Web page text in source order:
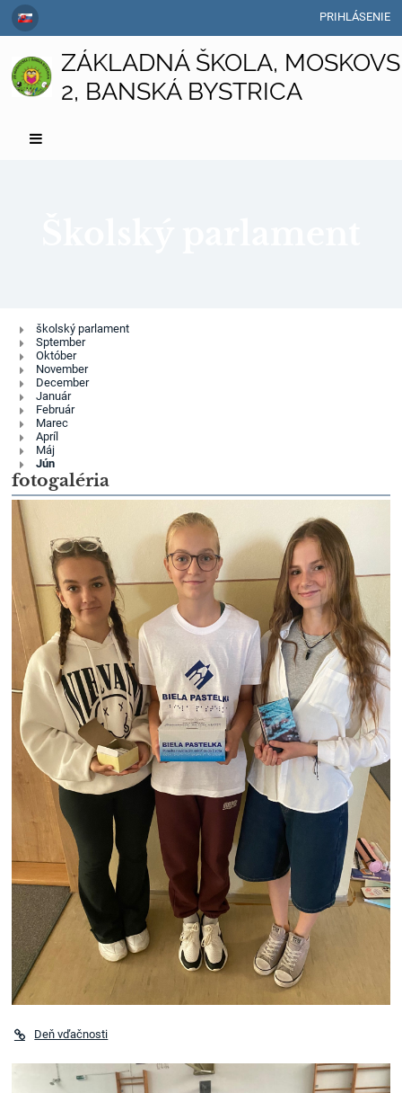
PRIHLÁSENIE
ZÁKLADNÁ ŠKOLA,
2, BANSKÁ BYSTRICA
Školský
parlament
školský parlament
Sptember
Október
November
December
Január
Február
Marec
Apríl
Máj
Jún
fotogaléria
Deň vďačnosti